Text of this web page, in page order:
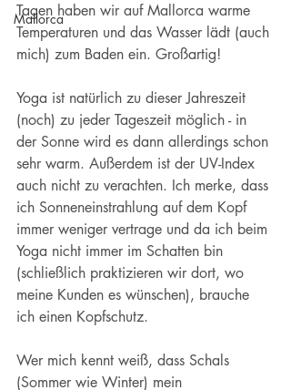
Mallorca
Tagen haben wir auf Mallorca warme
Temperaturen und das Wasser lädt (auch
mich) zum Baden ein. Großartig!
Yoga ist natürlich zu dieser Jahreszeit
(noch) zu jeder Tageszeit möglich - in
der Sonne wird es dann allerdings schon
sehr warm. Außerdem ist der UV-Index
auch nicht zu verachten. Ich merke, dass
ich Sonneneinstrahlung auf dem Kopf
immer weniger vertrage und da ich beim
Yoga nicht immer im Schatten bin
(schließlich praktizieren wir dort, wo
meine Kunden es wünschen), brauche
ich einen Kopfschutz.
Wer mich kennt weiß, dass Schals
(Sommer wie Winter) mein